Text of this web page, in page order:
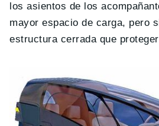
los asientos de los
mayor espacio de carga, pero
estructura cerrada que